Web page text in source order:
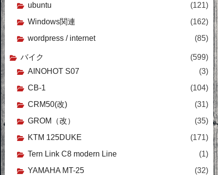
ubuntu
(121)
Windows関連
(162)
wordpress / internet
(85)
バイク
(599)
AINOHOT S07
(3)
CB-1
(104)
CRM50(改)
(31)
GROM（改）
(35)
KTM 125DUKE
(171)
Tern Link C8 modern Line
(1)
YAMAHA MT-25
(32)